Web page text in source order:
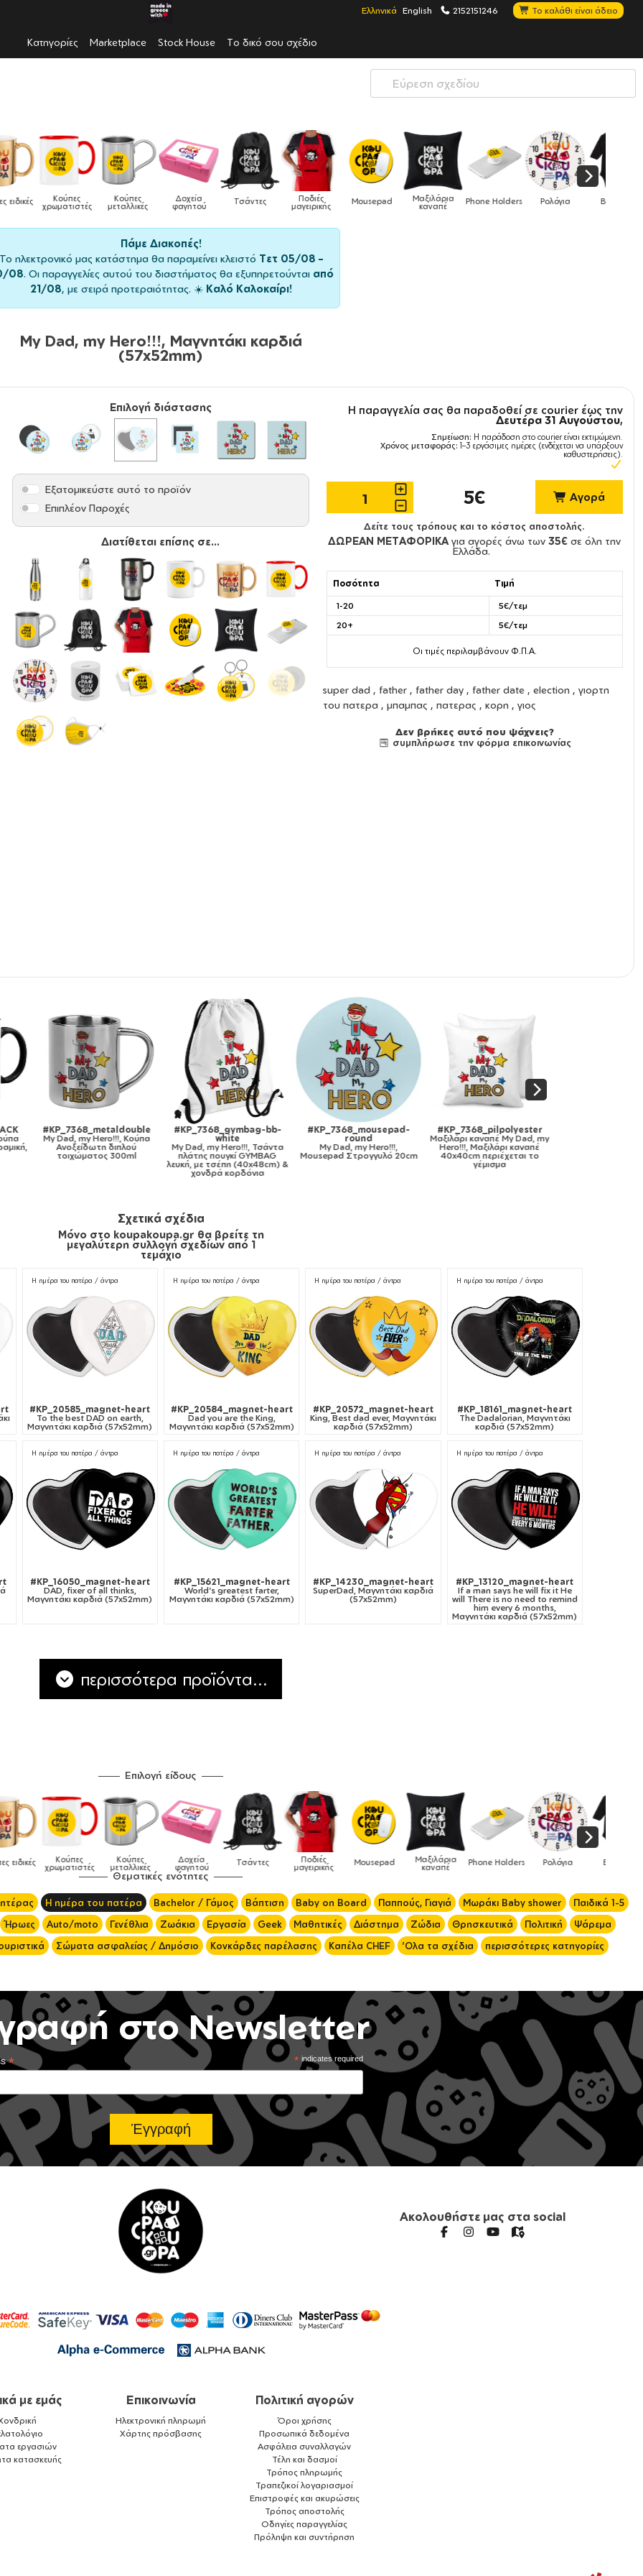
Ελληνικά English 2152151246 Το καλάθι είναι άδειο
Κατηγορίες Marketplace Stock House Το δικό σου σχέδιο
Κούπες
χρωματιστές
Κούπες
μεταλλικές
Δοχεία
φαγητού Τσάντες Ποδιές
μαγειρικής Mousepad Μαξιλάρια
καναπέ Phone Holders Ρολόγια Βρεφικά
Πάμε Διακοπές!
Το ηλεκτρονικό μας κατάστημα θα παραμείνει κλειστό Τετ 05/08 –
08. Οι παραγγελίες αυτού του διαστήματος θα εξυπηρετούνται από
21/08, με σειρά προτεραιότητας. ☀️ Καλό Καλοκαίρι!
My Dad, my Hero!!!, Μαγνητάκι καρδιά
(57x52mm)
Επιλογή διάστασης
Εξατομικεύστε αυτό το προϊόν
Επιπλέον Παροχές
Διατίθεται επίσης σε...
Η παραγγελία σας θα παραδοθεί σε courier έως την
Δευτέρα 31 Αυγούστου,
Σημείωση: Η παράδοση στο courier είναι εκτιμώμενη.
Χρόνος μεταφοράς: 1–3 εργάσιμες ημέρες (ενδέχεται να υπάρξουν
καθυστερήσεις).
5€ Αγορά
Δείτε τους τρόπους και το κόστος αποστολής.
ΔΩΡΕΑΝ ΜΕΤΑΦΟΡΙΚΑ για αγορές άνω των35€ σε όλη την
Ελλάδα.
Ποσότητα Τιμή
1-20
5€/τεμ
20+
5€/τεμ
Οι τιμές περιλαμβάνουν Φ.Π.Α.
super dad , father , father day , father date , election , γιορτη
του πατερα , μπαμπας , πατερας , κορη , γιος
Δεν βρήκες αυτό που ψάχνεις?
συμπλήρωσε την φόρμα επικοινωνίας
#KP_7368_metaldouble
My Dad, my Hero!!!, Κούπα
Ανοξείδωτη διπλού
τοιχώματος 300ml
#KP_7368_gymbag-bb-
white
My Dad, my Hero!!!, Τσάντα
πλάτης πουγκί GYMBAG
λευκή, με τσέπη (40x48cm) &
χονδρά κορδόνια
#KP_7368_mousepad-
round
My Dad, my Hero!!!,
Mousepad Στρογγυλό 20cm
#KP_7368_pilpolyester
Μαξιλάρι καναπέMy Dad, my
Hero!!!, Μαξιλάρι καναπέ
40x40cm περιέχεται το
γέμισμα
Σχετικά σχέδια
Μόνο στο koupakoupa.gr θα βρείτε τη
μεγαλύτερη συλλογή σχεδίων από 1
τεμάχιο
Η ημέρα του πατέρα / άντρα
#KP_20585_magnet-heart
To the best DAD on earth,
Μαγνητάκι καρδιά (57x52mm)
Η ημέρα του πατέρα / άντρα
#KP_20584_magnet-heart
Dad you are the King,
Μαγνητάκι καρδιά (57x52mm)
Η ημέρα του πατέρα / άντρα
#KP_20572_magnet-heart
King, Best dad ever, Μαγνητάκι
καρδιά (57x52mm)
Η ημέρα του πατέρα / άντρα
#KP_18161_magnet-heart
The Dadalorian, Μαγνητάκι
καρδιά (57x52mm)
Η ημέρα του πατέρα / άντρα
#KP_16050_magnet-heart
DAD, fixer of all thinks,
Μαγνητάκι καρδιά (57x52mm)
Η ημέρα του πατέρα / άντρα
#KP_15621_magnet-heart
World's greatest farter,
Μαγνητάκι καρδιά (57x52mm)
Η ημέρα του πατέρα / άντρα
#KP_14230_magnet-heart
SuperDad, Μαγνητάκι καρδιά
(57x52mm)
Η ημέρα του πατέρα / άντρα
#KP_13120_magnet-heart
If a man says he will fix it He
will There is no need to remind
him every 6 months,
Μαγνητάκι καρδιά (57x52mm)
περισσότερα προϊόντα...
Επιλογή είδους
Κούπες
χρωματιστές
Κούπες
μεταλλικές
Δοχεία
φαγητού Τσάντες Ποδιές
μαγειρικής Mousepad Μαξιλάρια
καναπέ Phone Holders Ρολόγια Βρεφικά
Θεματικές ενότητες
Η ημέρα του πατέρα Bachelor / Γάμος Βάπτιση Baby on Board Παππούς, Γιαγιά Μωράκι Baby shower
Παιδικά 1-5
Ήρωες Auto/moto Γενέθλια Ζωάκια Εργασία Geek Μαθητικές Διάστημα Ζώδια Θρησκευτικά Πολιτική
Ψάρεμα
Σώματα ασφαλείας / Δημόσιο Κονκάρδες παρέλασης Καπέλα CHEF 'Ολα τα σχέδια περισσότερες κατηγορίες
στο Newsletter
*indicates required
*
Ακολουθήστε μας στα social
με εμάς
εργασιών
κατασκευής
Επικοινωνία
Ηλεκτρονική πληρωμή
Χάρτης πρόσβασης
Πολιτική αγορών
Όροι χρήσης
Προσωπικά δεδομένα
Ασφάλεια συναλλαγών
Τέλη και δασμοί
Τρόπος πληρωμής
Τραπεζικοί λογαριασμοί
Επιστροφές και ακυρώσεις
Τρόπος αποστολής
Οδηγίες παραγγελίας
Πρόληψη και συντήρηση